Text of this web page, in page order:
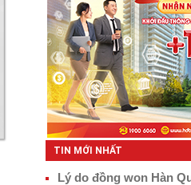
TIN MỚI NHẤT
Lý do đồng won Hàn